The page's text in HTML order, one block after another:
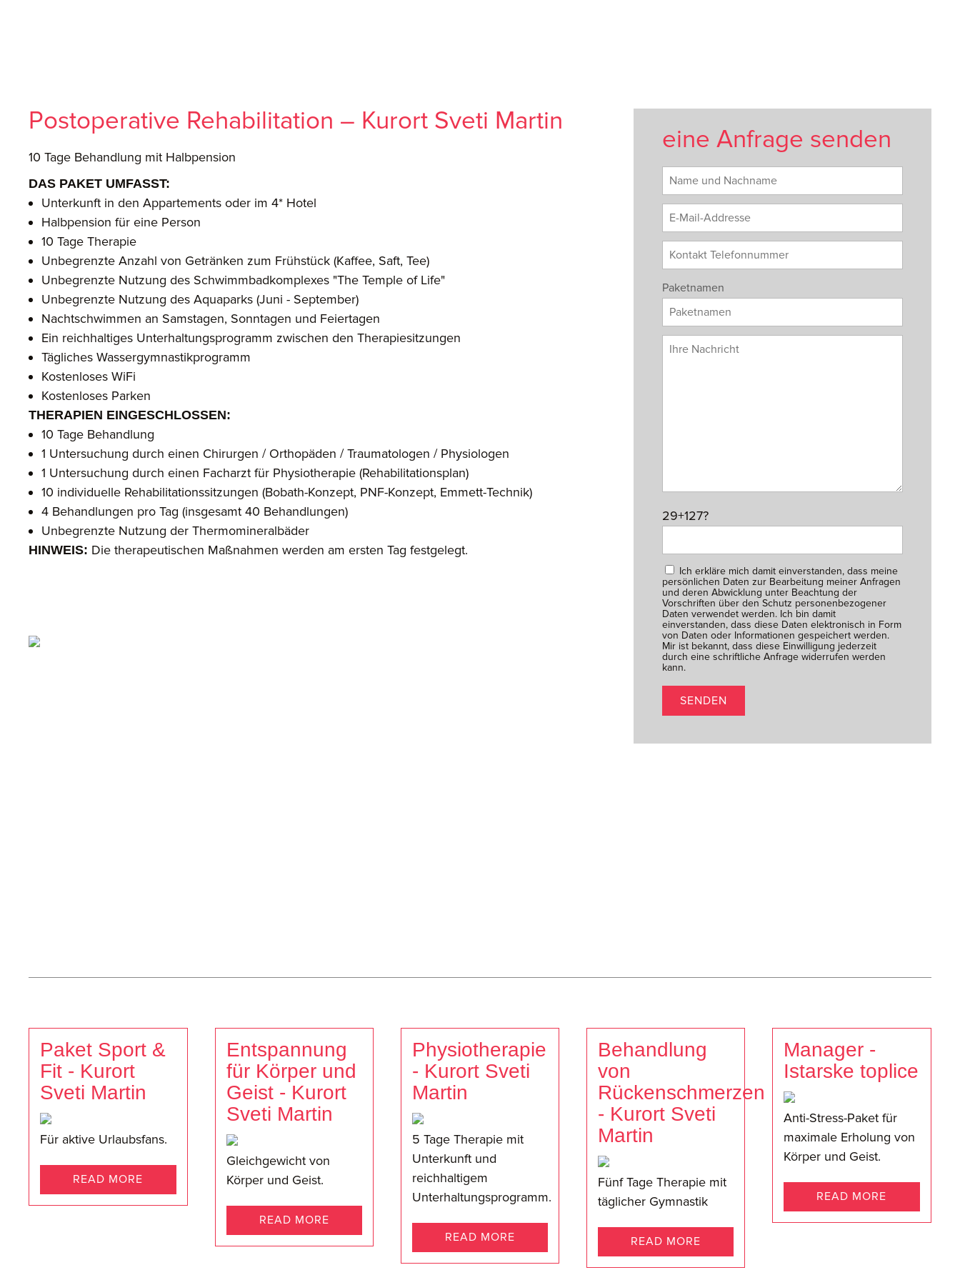
Postoperative Rehabilitation – Kurort Sveti Martin
10 Tage Behandlung mit Halbpension
DAS PAKET UMFASST:
Unterkunft in den Appartements oder im 4* Hotel
Halbpension für eine Person
10 Tage Therapie
Unbegrenzte Anzahl von Getränken zum Frühstück (Kaffee, Saft, Tee)
Unbegrenzte Nutzung des Schwimmbadkomplexes "The Temple of Life"
Unbegrenzte Nutzung des Aquaparks (Juni - September)
Nachtschwimmen an Samstagen, Sonntagen und Feiertagen
Ein reichhaltiges Unterhaltungsprogramm zwischen den Therapiesitzungen
Tägliches Wassergymnastikprogramm
Kostenloses WiFi
Kostenloses Parken
THERAPIEN EINGESCHLOSSEN:
10 Tage Behandlung
1 Untersuchung durch einen Chirurgen / Orthopäden / Traumatologen / Physiologen
1 Untersuchung durch einen Facharzt für Physiotherapie (Rehabilitationsplan)
10 individuelle Rehabilitationssitzungen (Bobath-Konzept, PNF-Konzept, Emmett-Technik)
4 Behandlungen pro Tag (insgesamt 40 Behandlungen)
Unbegrenzte Nutzung der Thermomineralbäder
HINWEIS: Die therapeutischen Maßnahmen werden am ersten Tag festgelegt.
eine Anfrage senden
Paketnamen
29+127?
Ich erkläre mich damit einverstanden, dass meine
persönlichen Daten zur Bearbeitung meiner Anfragen
und deren Abwicklung unter Beachtung der
Vorschriften über den Schutz personenbezogener
Daten verwendet werden. Ich bin damit
einverstanden, dass diese Daten elektronisch in Form
von Daten oder Informationen gespeichert werden.
Mir ist bekannt, dass diese Einwilligung jederzeit
durch eine schriftliche Anfrage widerrufen werden
kann.
Paket Sport &
Fit - Kurort
Sveti Martin
Für aktive Urlaubsfans.
READ MORE
Entspannung
für Körper und
Geist - Kurort
Sveti Martin
Gleichgewicht von
Körper und Geist.
READ MORE
Physiotherapie
- Kurort Sveti
Martin
5 Tage Therapie mit
Unterkunft und
reichhaltigem
Unterhaltungsprogramm.
READ MORE
Behandlung
von
Rückenschmerzen
- Kurort Sveti
Martin
Fünf Tage Therapie mit
täglicher Gymnastik
READ MORE
Manager -
Istarske toplice
Anti-Stress-Paket für
maximale Erholung von
Körper und Geist.
READ MORE